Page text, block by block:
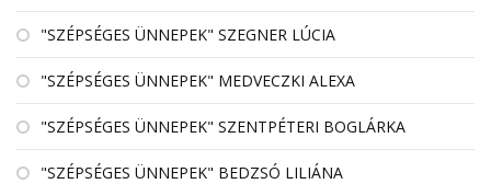
"SZÉPSÉGES ÜNNEPEK" SZEGNER LÚCIA
"SZÉPSÉGES ÜNNEPEK" MEDVECZKI ALEXA
"SZÉPSÉGES ÜNNEPEK" SZENTPÉTERI BOGLÁRKA
"SZÉPSÉGES ÜNNEPEK" BEDZSÓ LILIÁNA